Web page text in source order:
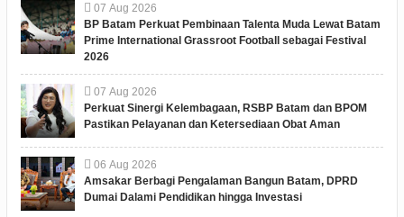
07 Aug 2026
BP Batam Perkuat Pembinaan Talenta Muda Lewat Batam
Prime International Grassroot Football sebagai Festival
2026
07 Aug 2026
Perkuat Sinergi Kelembagaan, RSBP Batam dan BPOM
Pastikan Pelayanan dan Ketersediaan Obat Aman
06 Aug 2026
Amsakar Berbagi Pengalaman Bangun Batam, DPRD
Dumai Dalami Pendidikan hingga Investasi